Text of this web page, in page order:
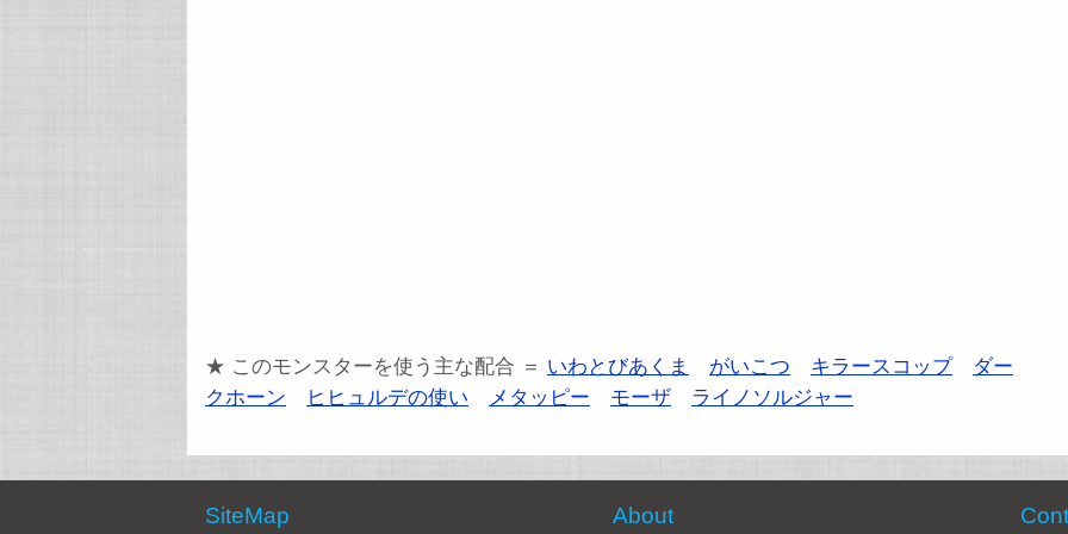
★ このモンスターを使う主な配合 ＝ いわとびあくま がいこつ キラースコップ
ダー
クホーン
ヒヒュルデの使い メタッピー モーザ ライノソルジャー
SiteMap About